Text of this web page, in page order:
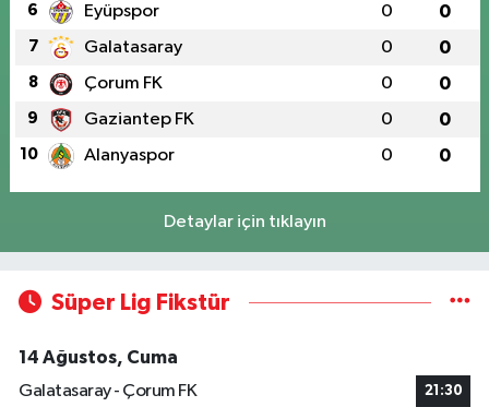
6 Eyüpspor 0 0
7 Galatasaray 0 0
8 Çorum FK 0 0
9 Gaziantep FK 0 0
10 Alanyaspor 0 0
Detaylar için tıklayın
Süper Lig Fikstür
14 Ağustos, Cuma
Galatasaray - Çorum FK
21:30